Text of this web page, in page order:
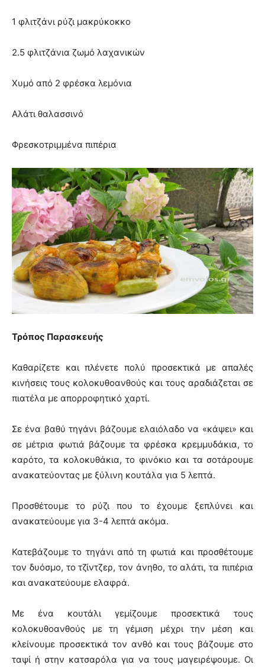
1 φλιτζάνι ρύζι μακρύκοκκο
2.5 φλιτζάνια ζωμό λαχανικών
Χυμό από 2 φρέσκα λεμόνια
Αλάτι θαλασσινό
Φρεσκοτριμμένα πιπέρια
Τρόπος Παρασκευής
Καθαρίζετε και πλένετε πολύ προσεκτικά με απαλές
κινήσεις τους κολοκυθοανθούς και τους αραδιάζεται σε
πιατέλα με απορροφητικό χαρτί.
Σε ένα βαθύ τηγάνι βάζουμε ελαιόλαδο να «κάψει» και
σε μέτρια φωτιά βάζουμε τα φρέσκα κρεμμυδάκια, το
καρότο, τα κολοκυθάκια, το φινόκιο και τα σοτάρουμε
ανακατεύοντας με ξύλινη κουτάλα για 5 λεπτά.
Προσθέτουμε το ρύζι που το έχουμε ξεπλύνει και
ανακατεύουμε για 3-4 λεπτά ακόμα.
Κατεβάζουμε το τηγάνι από τη φωτιά και προσθέτουμε
τον δυόσμο, το τζίντζερ, τον άνηθο, το αλάτι, τα πιπέρια
και ανακατεύουμε ελαφρά.
Με ένα κουτάλι γεμίζουμε προσεκτικά τους
κολοκυθοανθούς με τη γέμιση μέχρι την μέση και
κλείνουμε προσεκτικά τον ανθό και τους βάζουμε στο
ταψί ή στην κατσαρόλα για να τους μαγειρέψουμε. Οι